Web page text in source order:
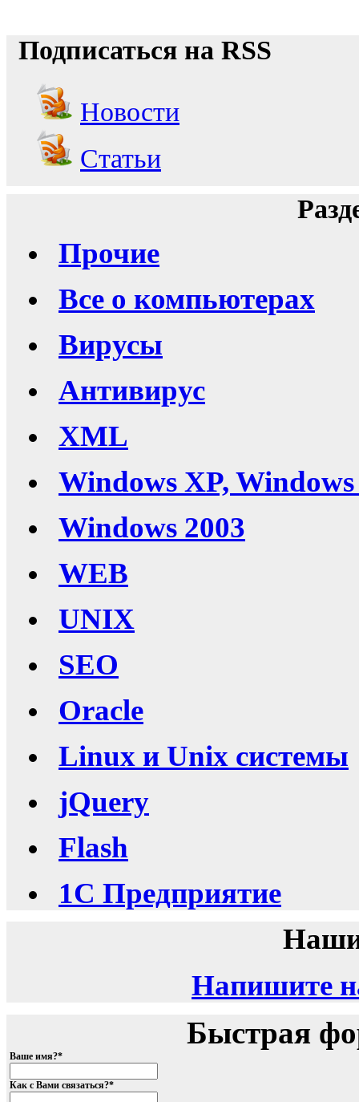
Подписаться на RSS
Новости
Статьи
Прочие
Все о компьютерах
Вирусы
Антивирус
XML
Windows XP,
Windows 2003
WEB
UNIX
SEO
Oracle
Linux и Unix системы
jQuery
Flash
1C Предприятие
Напишите
Быстрая
Ваше имя?*
Как с Вами связаться?*